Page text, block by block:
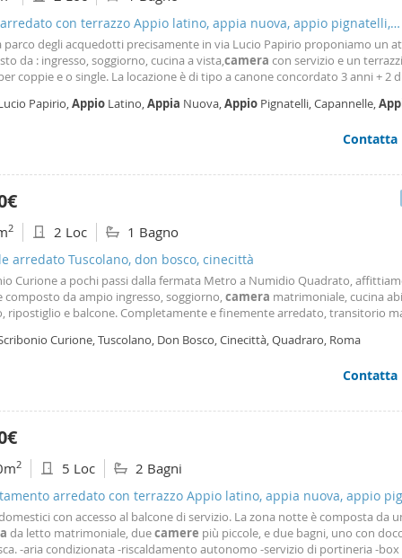
con terrazzo Appio latino, appia nuova, appio pignatelli,
parco degli acquedotti precisamente in via Lucio Papirio proponiamo un
da : ingresso, soggiorno, cucina a vista,camera con servizio e un
coppie e o single. La locazione è di tipo a canone concordato 3 anni + 2
sarà disponibile dal 1
Papirio,Appio Latino,Appia Nuova,Appio Pignatelli, Capannelle,
Contatta
2 2 Loc 1 Bagno
arredato Tuscolano, don bosco, cinecittà
Curione a pochi passi dalla fermata Metro a Numidio Quadrato,
composto da ampio ingresso, soggiorno, camera matrimoniale, cucina
ripostiglio e balcone. Completamente e finemente arredato, transitorio
I nostri uffici siCurione, Tuscolano, Don Bosco, Cinecittà, Quadraro, Roma
Contatta
2 5 Loc 2 Bagni
arredato con terrazzo Appio latino, appia nuova, appio
con accesso al balcone di servizio. La zona notte è composta da
da letto matrimoniale, duecamere più piccole, e due bagni, uno con
-aria condizionata -riscaldamento autonomo -servizio di portineria -